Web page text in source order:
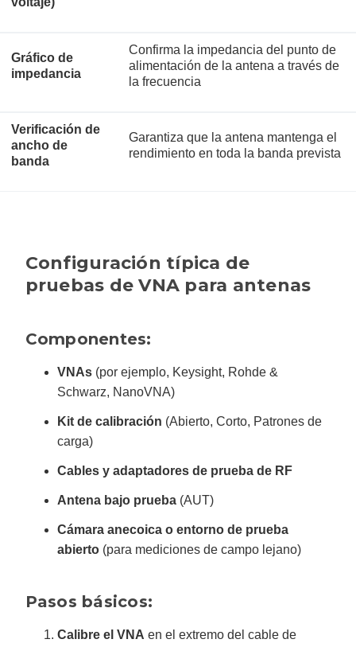
Gráfico de
impedancia
Confirma la impedancia del punto de
alimentación de la antena a través de
la frecuencia
Verificación de
ancho de
banda
Garantiza que la antena mantenga el
rendimiento en toda la banda prevista
Configuración típica de
pruebas de VNA para antenas
Componentes:
VNAs(por ejemplo, Keysight, Rohde &
Schwarz, NanoVNA)
Kit de calibración (Abierto, Corto, Patrones de
carga)
Cables y adaptadores de prueba de RF
Antena bajo prueba (AUT)
Cámara anecoica o entorno de prueba
abierto(para mediciones de campo lejano)
Pasos básicos:
Calibre el VNA en el extremo del cable de